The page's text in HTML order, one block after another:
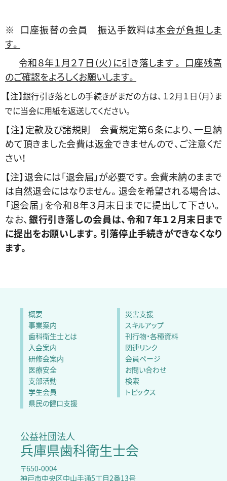
※ 口座振替の会員 振込手数料は本会が負担しま
す。
令和８年１月２７日（火）に引き落します 。 口座残高
のご確認をよろしくお願いします。
【注】銀行引き落としの手続きがまだの方は、１２月１日（月）ま
でに当会に用紙を返送してください。
【注】定款及び諸規則 会費規定第６条により、一旦納
めて頂きました会費は返金できませんので、ご注意くだ
さい！
【注】退会には「退会届」が必要です。会費未納のままで
は自然退会にはなりません。退会を希望される場合は、
「退会届」を令和８年３月末日までに提出して下さい。
なお、 銀行引き落しの会員は、令和７年１２月末日まで
に提出をお願いします。引落停止手続きができなくなり
ます。
概要
事業案内
歯科衛生士とは
入会案内
研修会案内
医療安全
支部活動
学生会員
県民の健口支援
災害支援
スキルアップ
刊行物・各種資料
関連リンク
会員ページ
お問い合わせ
検索
トピックス
公益社団法人
兵庫県歯科衛生士会
〒650-0004
神戸市中央区中山手通5丁目2番13号